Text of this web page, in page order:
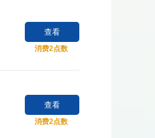
查看
消费2点数
查看
消费2点数